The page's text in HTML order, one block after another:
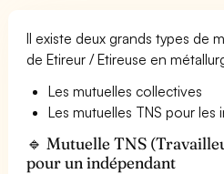
Il existe deux grands types de
de Etireur / Etireuse en
Les mutuelles collectives
Les mutuelles TNS pour les
🔹 Mutuelle TNS
pour un indépendant